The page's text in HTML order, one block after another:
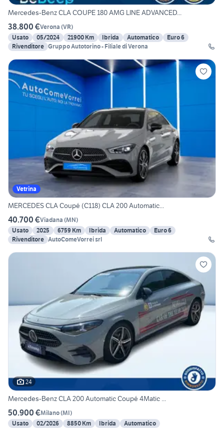
Mercedes-Benz CLA COUPE 180 AMG LINE ADVANCED...
38.800 €Verona (VR)
Usato
05/2024 21900 Km Ibrida Automatico
Euro 6
Rivenditore Gruppo Autotorino - Filiale di Verona
Vetrina
MERCEDES CLA Coupé (C118) CLA 200 Automatic...
40.700 €Viadana (MN)
Usato
2025 6759 Km Ibrida Automatico
Euro 6
Rivenditore AutoComeVorrei srl
24
Mercedes-Benz CLA 200 Automatic Coupé 4Matic ...
50.900 €Milano(MI)
Usato
02/2026 8850 Km Ibrida
Automatico